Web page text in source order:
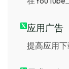
应用广告
提高应用下